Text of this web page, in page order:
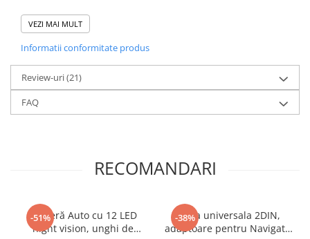
Ecran tactil generos de 7 inch - Control
intuitiv și claritate HD
Player-ul dispune de undisplay touchscreen capacitiv de 7
inch, oferind un răspuns rapid la comenzi și o vizibilitate
excelentă. Interfața grafică este concepută pentru a fi ușor de
utilizat în timpul condusului, permițându-ți să navighezi rapid
prin fișierele video (MP4, AVI) sau audio (MP3, WMA).
VEZI MAI MULT
Informatii conformitate produs
Review-uri(21)
FAQ
RECOMANDARI
-51%
Cameră Auto cu 12 LED
night vision, unghi de
-38%
Rama universala 2DIN,
adaptoare pentru Navigatii